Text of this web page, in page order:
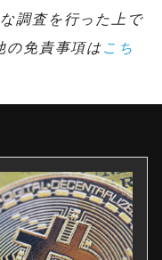
調査を行った上で
の免責事項はこち